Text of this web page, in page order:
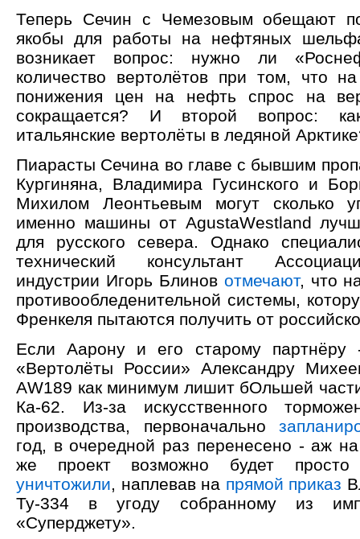
Теперь Сечин с Чемезовым обещают
якобы для работы на нефтяных
возникает вопрос: нужно ли
количество вертолётов при том, что
понижения цен на нефть спрос на
сокращается? И второй вопрос:
итальянские вертолёты в ледяной
Пиарасты Сечина во главе с бывшим
Кургиняна, Владимира Гусинского и
Михилом Леонтьевым могут сколько
именно машины от AgustaWestland
для русского севера. Однако
технический консультант
индустрии Игорь Блинов отмечают, что
противообледенительной системы,
Френкеля пытаются получить от
Если Аарону и его старому
«Вертолёты России» Александру
АW189 как минимум лишит бОльшей
Ка-62. Из-за искусственного
производства, первоначально
год, в очередной раз перенесено - аж
же проект возможно будет просто
уничтожили, наплевав на прямой приказ
Ту-334 в угоду собранному из
«Суперджету».